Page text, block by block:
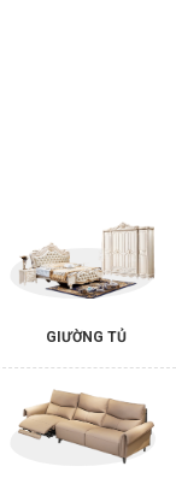
GIƯỜNG TỦ